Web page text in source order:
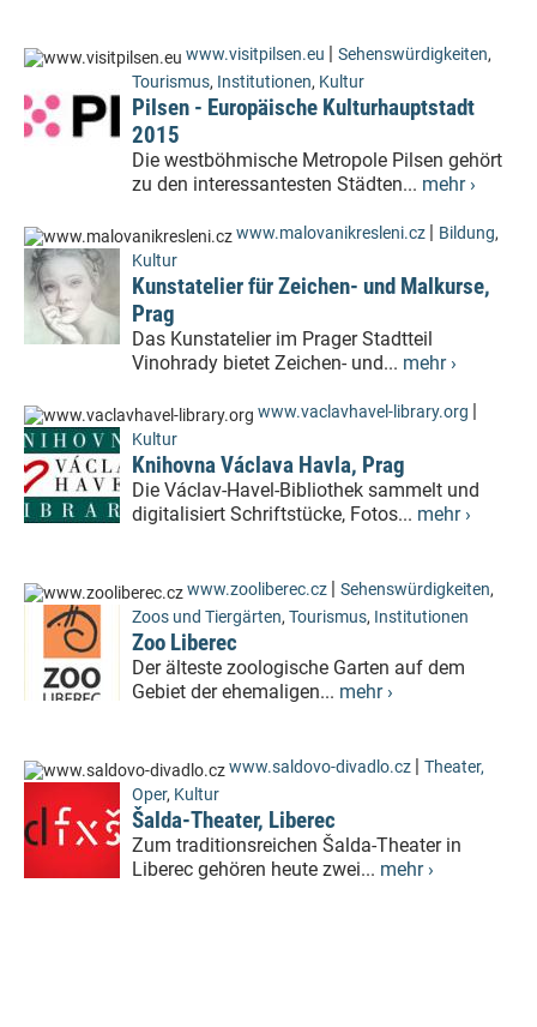
www.visitpilsen.eu | Sehenswürdigkeiten,
Tourismus, Institutionen, Kultur
Pilsen - Europäische Kulturhauptstadt
2015
Die westböhmische Metropole Pilsen gehört
zu den interessantesten Städten... mehr ›
www.malovanikresleni.cz | Bildung,
Kultur
Kunstatelier für Zeichen- und Malkurse,
Prag
Das Kunstatelier im Prager Stadtteil
Vinohrady bietet Zeichen- und... mehr ›
www.vaclavhavel-library.org |
Kultur
Knihovna Václava Havla, Prag
Die Václav-Havel-Bibliothek sammelt und
digitalisiert Schriftstücke, Fotos... mehr ›
www.zooliberec.cz | Sehenswürdigkeiten,
Zoos und Tiergärten, Tourismus, Institutionen
Zoo Liberec
Der älteste zoologische Garten auf dem
Gebiet der ehemaligen... mehr ›
www.saldovo-divadlo.cz | Theater,
Oper, Kultur
Šalda-Theater, Liberec
Zum traditionsreichen Šalda-Theater in
Liberec gehören heute zwei... mehr ›